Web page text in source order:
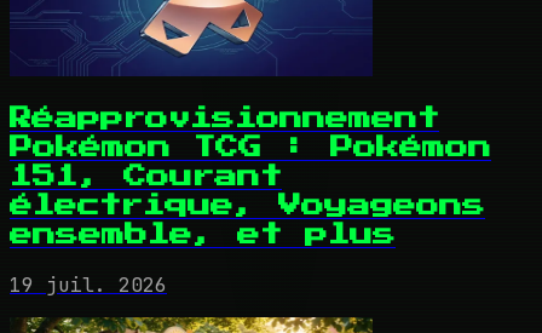
Réapprovisionnement
Pokémon TCG : Pokémon
151, Courant
électrique, Voyageons
ensemble, et plus
19 juil. 2026